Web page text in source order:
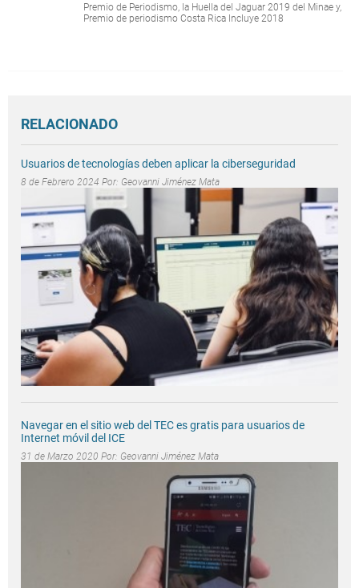
Premio de Periodismo, la Huella del Jaguar 2019 del Minae y,
Premio de periodismo Costa Rica Incluye 2018
RELACIONADO
Usuarios de tecnologías deben aplicar la ciberseguridad
8 de Febrero 2024 Por: Geovanni Jiménez Mata
Navegar en el sitio web del TEC es gratis para usuarios de
Internet móvil del ICE
31 de Marzo 2020 Por: Geovanni Jiménez Mata